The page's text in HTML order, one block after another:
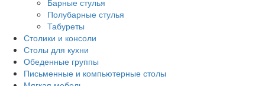
Барные стулья
Полубарные стулья
Табуреты
Столики и консоли
Столы для кухни
Обеденные группы
Письменные и компьютерные столы